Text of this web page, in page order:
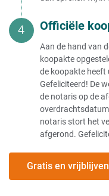
Officiële
Aan de hand van
koopakte
de koopakte heeft
Gefeliciteerd! De
de notaris op de
notaris stort het
afgerond.
Gratis en